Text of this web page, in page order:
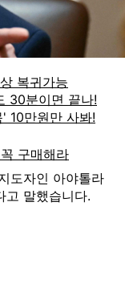
도자인 아야톨라
고 말했습니다.